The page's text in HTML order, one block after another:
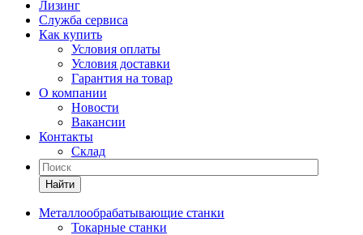
Лизинг
Служба сервиса
Как купить
Условия оплаты
Условия доставки
Гарантия на товар
О компании
Новости
Вакансии
Контакты
Склад
Найти
Металлообрабатывающие станки
Токарные станки